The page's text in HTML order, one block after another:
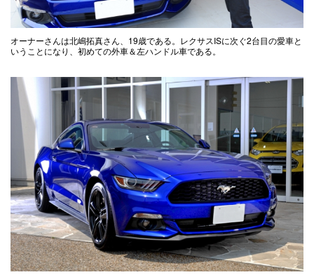
オーナーさんは北嶋拓真さん、19歳である。レクサスISに次ぐ2台目の愛車と
いうことになり、初めての外車＆左ハンドル車である。